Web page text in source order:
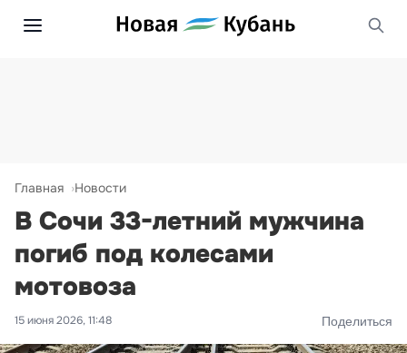
Главная Новости
В Сочи 33-летний мужчина
погиб под колесами
мотовоза
15 июня 2026, 11:48 Поделиться